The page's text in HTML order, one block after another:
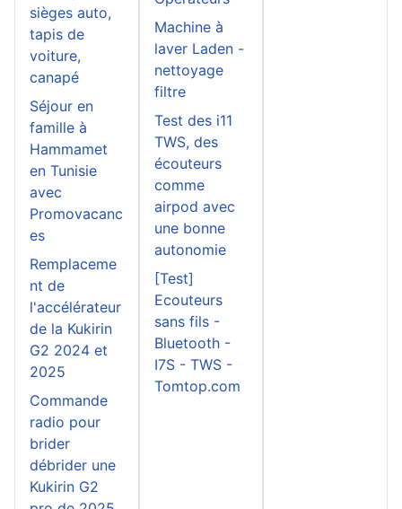
sièges auto,
tapis de
voiture,
canapé
Séjour en
famille à
Hammamet
en Tunisie
avec
Promovacanc
es
Remplaceme
nt de
l'accélérateur
de la Kukirin
G2 2024 et
2025
Commande
radio pour
brider
débrider une
Kukirin G2
Machine à
laver Laden -
nettoyage
filtre
Test des i11
TWS, des
écouteurs
comme
airpod avec
une bonne
autonomie
[Test]
Ecouteurs
sans fils -
Bluetooth -
I7S - TWS -
Tomtop.com